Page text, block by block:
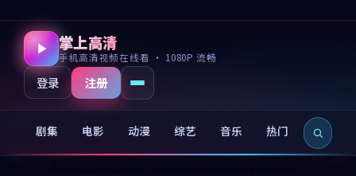
掌上高清
手机高清视频在线看 · 1080P 流畅
登录 注册
剧集 电影 动漫 综艺 音乐 热门 新片